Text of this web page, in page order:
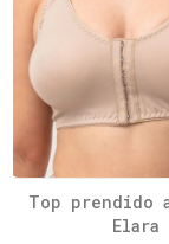
Top prendido
Elara